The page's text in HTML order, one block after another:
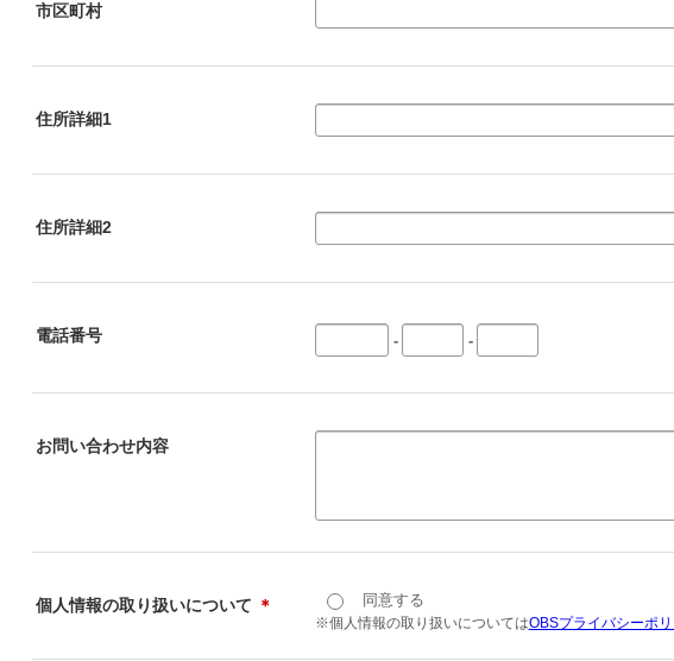
市区町村
住所詳細1
住所詳細2
電話番号 - -
お問い合わせ内容
個人情報の取り扱いについて ＊ 同意する
※個人情報の取り扱いについてはOBSプライバシーポ